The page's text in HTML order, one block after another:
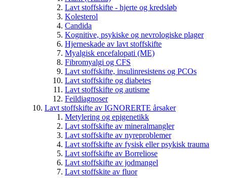
Lavt stoffskifte - hjerte og kredsløb
Kolesterol
Candida
Kognitive, psykiske og nevrologiske plager
Hjerneskade av lavt stoffskifte
Myalgisk encefalopati (ME)
Fibromyalgi og CFS
Lavt stoffskifte, insulinresistens og PCOs
Lavt stoffskifte og diabetes
Lavt stoffskifte og autisme
Feildiagnoser
Lavt stoffskifte av IGNORERTE årsaker
Metylering og epigenetikk
Lavt stoffskifte av mineralmangler
Lavt stoffskifte av nyreproblemer
Lavt stoffskifte av fysisk eller psykisk trauma
Lavt stoffskifte av Borreliose
Lavt stoffskifte av jodmangel
Lavt stoffskite av fluor